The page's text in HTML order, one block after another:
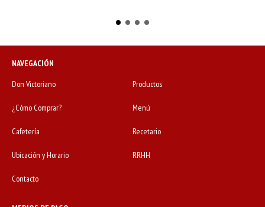
NAVEGACIÓN
Don Victoriano
Productos
¿Cómo Comprar? Menú
Cafetería Recetario
Ubicación y Horario RRHH
Contacto